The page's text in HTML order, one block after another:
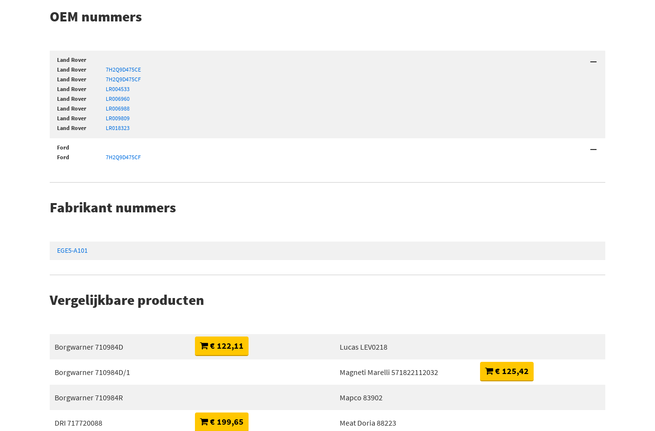
OEM nummers
Land Rover
Land Rover
7H2Q9D475CE
Land Rover
7H2Q9D475CF
Land Rover
LR004533
Land Rover
LR006960
Land Rover
LR006988
Land Rover
LR009809
Land Rover
LR018323
Ford
Ford
7H2Q9D475CF
Fabrikant nummers
EGE5-A101
Vergelijkbare producten
Borgwarner 710984D € 122,11
Borgwarner 710984D/1
Borgwarner 710984R
DRI 717720088 € 199,65
Lucas LEV0218
Magneti Marelli 571822112032 € 125,42
Mapco 83902
Meat Doria 88223